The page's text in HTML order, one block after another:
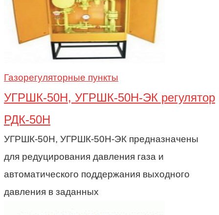
Газорегуляторные пункты
УГРШК-50Н, УГРШК-50Н-ЭК регулятор
РДК-50Н
УГРШК-50Н, УГРШК-50Н-ЭК предназначены
для редуцирования давления газа и
автоматического поддержания выходного
давления в заданных